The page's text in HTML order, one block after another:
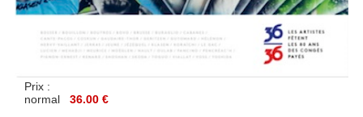
Prix :
normal
36.00 €